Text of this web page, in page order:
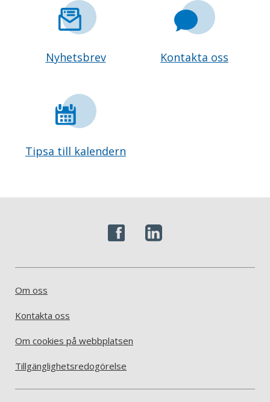
Nyhetsbrev Kontakta oss
Tipsa till kalendern
Om oss
Kontakta oss
Om cookies på webbplatsen
Tillgänglighetsredogörelse